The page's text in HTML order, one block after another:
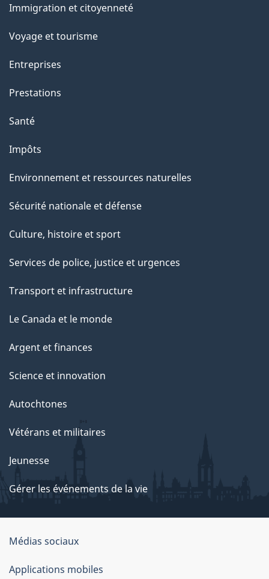
c
t
t
a
e
sujets
Immigration et citoyenneté
Voyage et tourisme
Entreprises
Prestations
Santé
Impôts
Environnement et ressources naturelles
Sécurité nationale et défense
Culture, histoire et sport
Services de police, justice et urgences
Transport et infrastructure
Le Canada et le monde
Argent et finances
Science et innovation
Autochtones
Vétérans et militaires
Jeunesse
Gérer les événements de la vie
Organisation
du
Médias sociaux
Applications mobiles